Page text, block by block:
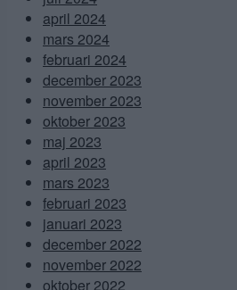
april 2024
mars 2024
februari 2024
december 2023
november 2023
oktober 2023
maj 2023
april 2023
mars 2023
februari 2023
januari 2023
december 2022
november 2022
oktober 2022